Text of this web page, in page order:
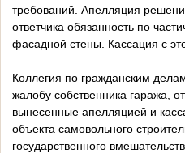
требований. Апелляция
ответчика обязанность по
фасадной стены. Кассация с
Коллегия по гражданским
жалобу собственника гаража,
вынесенные апелляцией и
объекта самовольного
государственного